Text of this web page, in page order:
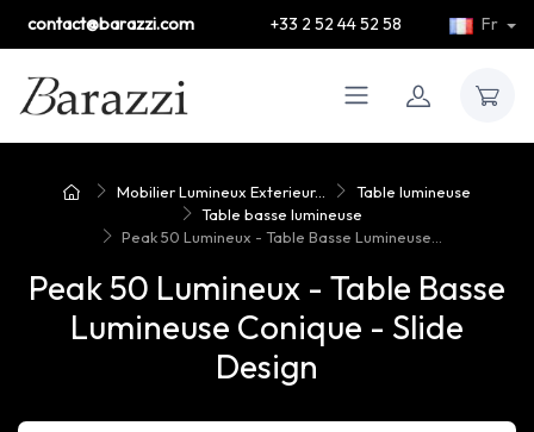
contact@barazzi.com +33 2 52 44 52 58 Fr
Mobilier Lumineux Exterieur...
Table lumineuse
Table basse lumineuse
Peak 50 Lumineux - Table Basse Lumineuse...
Peak 50 Lumineux - Table Basse
Lumineuse Conique - Slide
Design